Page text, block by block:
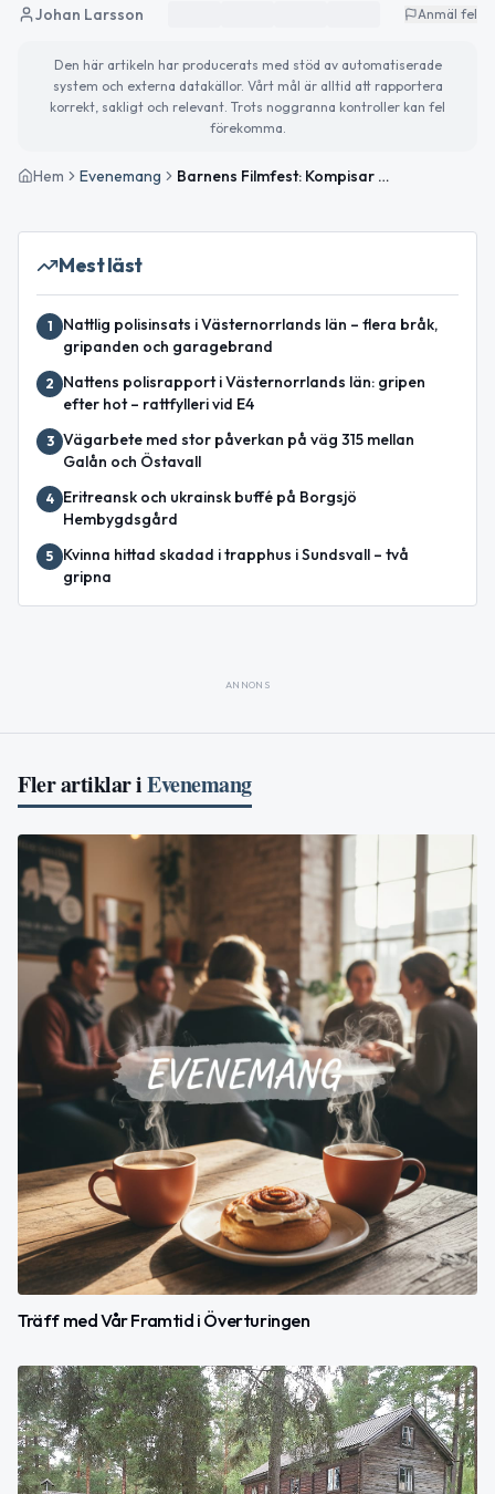
Johan Larsson Anmäl fel
Den här artikeln har producerats med stöd av automatiserade
system och externa datakällor. Vårt mål är alltid att rapportera
korrekt, sakligt och relevant. Trots noggranna kontroller kan fel
förekomma.
Hem Evenemang Barnens Filmfest: Kompisar och fantasi
Mest läst
1
Nattlig polisinsats i Västernorrlands län – flera bråk,
gripanden och garagebrand
2
Nattens polisrapport i Västernorrlands län: gripen
efter hot – rattfylleri vid E4
3 Vägarbete med stor påverkan på väg 315 mellan
Galån och Östavall
4
Eritreansk och ukrainsk buffé på Borgsjö
Hembygdsgård
5
Kvinna hittad skadad i trapphus i Sundsvall – två
gripna
ANNONS
Fler artiklar iEvenemang
Träff med Vår Framtid i Överturingen